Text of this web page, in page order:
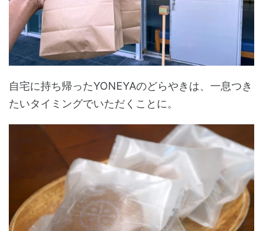
自宅に持ち帰ったYONEYAのどらやきは、一息つき
たいタイミングでいただくことに。